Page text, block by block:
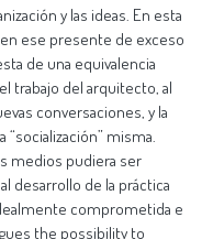
y las ideas. En esta
ese presente de exceso
de una equivalencia
trabajo del arquitecto, al
conversaciones, y la
“socialización” misma.
medios pudiera ser
desarrollo de la práctica
comprometida e
the possibility to